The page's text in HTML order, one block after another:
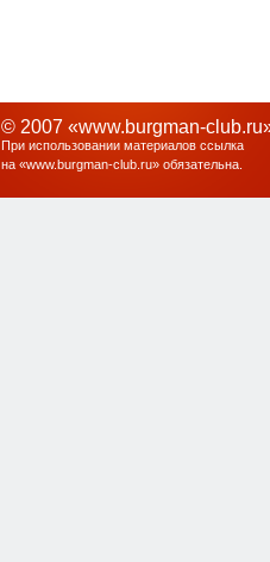
© 2007 «www.burgman-
При использовании материалов ссылка
на «www.burgman-club.ru» обязательна